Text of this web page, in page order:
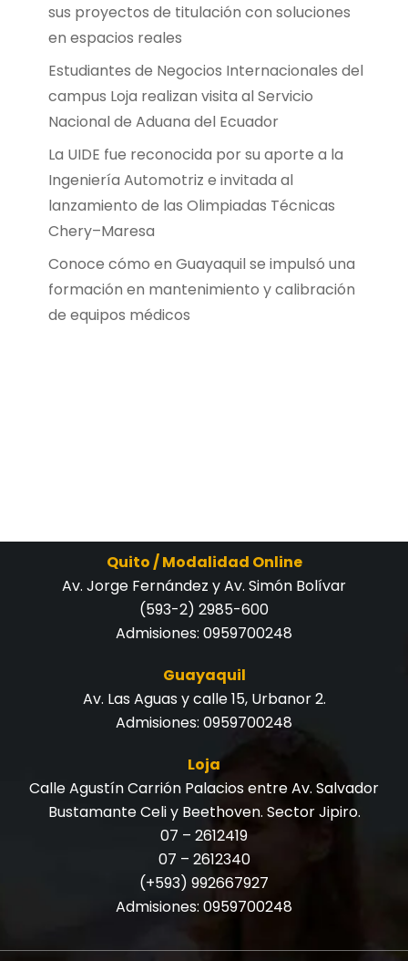
sus proyectos de titulación con soluciones
en espacios reales
Estudiantes de Negocios Internacionales del
campus Loja realizan visita al Servicio
Nacional de Aduana del Ecuador
La UIDE fue reconocida por su aporte a la
Ingeniería Automotriz e invitada al
lanzamiento de las Olimpiadas Técnicas
Chery–Maresa
Conoce cómo en Guayaquil se impulsó una
formación en mantenimiento y calibración
de equipos médicos
Quito / Modalidad Online
Av. Jorge Fernández y Av. Simón Bolívar
(593-2) 2985-600
Admisiones: 0959700248
Guayaquil
Av. Las Aguas y calle 15, Urbanor 2.
Admisiones: 0959700248
Loja
Calle Agustín Carrión Palacios entre Av. Salvador
Bustamante Celi y Beethoven. Sector Jipiro.
07 – 2612419
07 – 2612340
(+593) 992667927
Admisiones: 0959700248